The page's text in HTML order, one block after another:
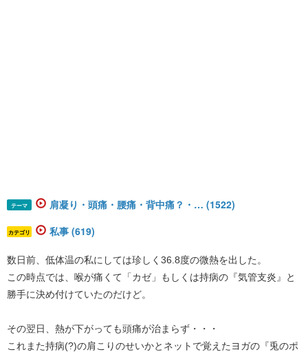
テーマ 肩凝り・頭痛・腰痛・背中痛？・… (1522)
カテゴリ 私事 (619)
数日前、低体温の私にしては珍しく36.8度の微熱を出した。
この時点では、喉が痛くて「カゼ」もしくは持病の『気管支炎』と
勝手に決め付けていたのだけど。
その翌日、熱が下がっても頭痛が治まらず・・・
これまた持病(?)の肩こりのせいかとネットで覚えたヨガの『兎のポ